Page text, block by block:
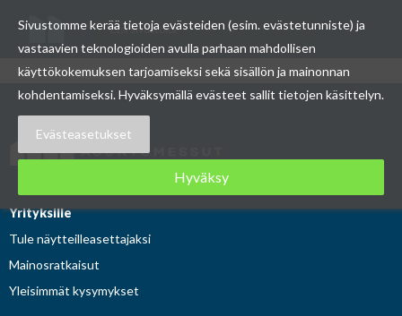
Skip
content
Etsi
sivustolta
Asuntomessut
Yrityksille
Tule näytteilleasettajaksi
Mainosratkaisut
Yleisimmät kysymykset
Sivustomme kerää tietoja evästeiden (esim. evästetunniste) ja
vastaavien teknologioiden avulla parhaan mahdollisen
käyttökokemuksen tarjoamiseksi sekä sisällön ja mainonnan
kohdentamiseksi. Hyväksymällä evästeet sallit tietojen käsittelyn.
Evästeasetukset
Hyväksy